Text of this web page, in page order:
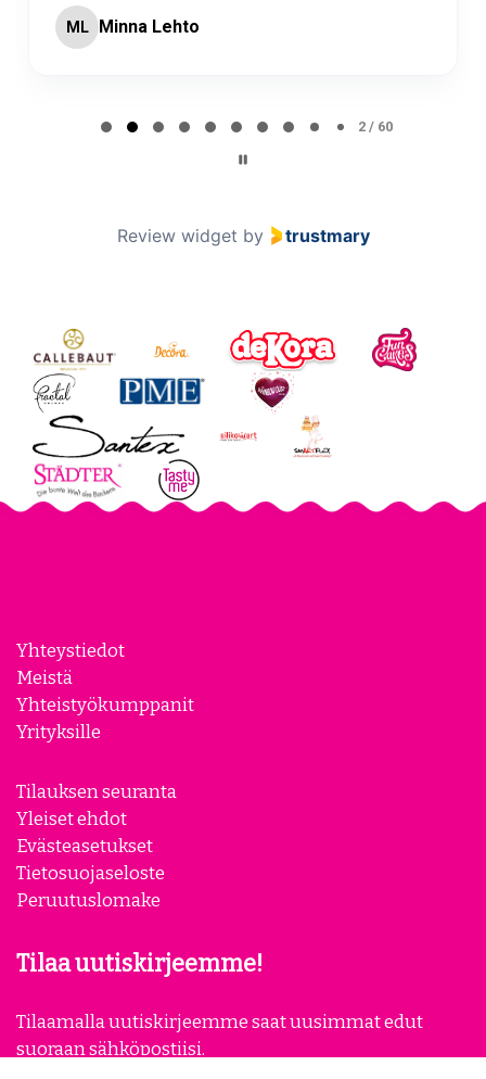
ML Minna Lehto
2 / 60
Review widget by trustmary
Yhteystiedot
Meistä
Yhteistyökumppanit
Yrityksille
Tilauksen seuranta
Yleiset ehdot
Evästeasetukset
Tietosuojaseloste
Peruutuslomake
Tilaa uutiskirjeemme!
Tilaamalla uutiskirjeemme saat uusimmat edut
suoraan sähköpostiisi.